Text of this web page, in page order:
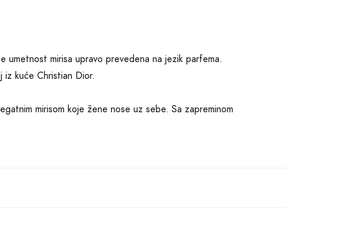
umetnost mirisa upravo prevedena na jezik parfema.
iz kuće Christian Dior.
mirisom koje žene nose uz sebe. Sa zapreminom
glamura i luksuza na koži.